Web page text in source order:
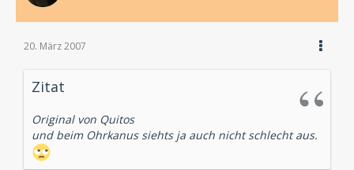
20. März 2007
Zitat
Original von Quitos
und beim Ohrkanus siehts ja auch nicht schlecht aus.